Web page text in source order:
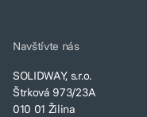
Navštívte nás
SOLIDWAY, s.r.o.
Štrková 973/23A
010 01 Žilina